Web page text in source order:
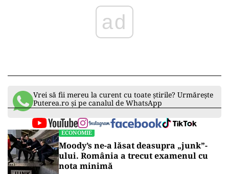
ad
Vrei să fii mereu la curent cu toate știrile? Urmărește
Puterea.ro și pe canalul de WhatsApp
ECONOMIE
Moody’s ne-a lăsat deasupra „junk”-
ului. România a trecut examenul cu
nota minimă